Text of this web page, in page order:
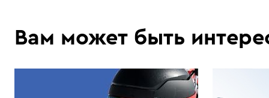
Вам может быть